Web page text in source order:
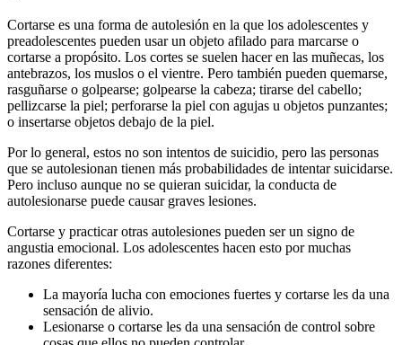
Cortarse es una forma de autolesión en la que los adolescentes y
preadolescentes pueden usar un objeto afilado para marcarse o
cortarse a propósito. Los cortes se suelen hacer en las muñecas, los
antebrazos, los muslos o el vientre. Pero también pueden quemarse,
rasguñarse o golpearse; golpearse la cabeza; tirarse del cabello;
pellizcarse la piel; perforarse la piel con agujas u objetos punzantes;
o insertarse objetos debajo de la piel.
Por lo general, estos no son intentos de suicidio, pero las personas
que se autolesionan tienen más probabilidades de intentar suicidarse.
Pero incluso aunque no se quieran suicidar, la conducta de
autolesionarse puede causar graves lesiones.
Cortarse y practicar otras autolesiones pueden ser un signo de
angustia emocional. Los adolescentes hacen esto por muchas
razones diferentes:
La mayoría lucha con emociones fuertes y cortarse les da una
sensación de alivio.
Lesionarse o cortarse les da una sensación de control sobre